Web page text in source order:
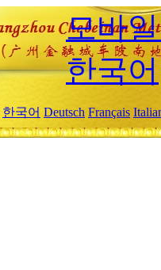
모바
한국어
한국어 Deutsch Français